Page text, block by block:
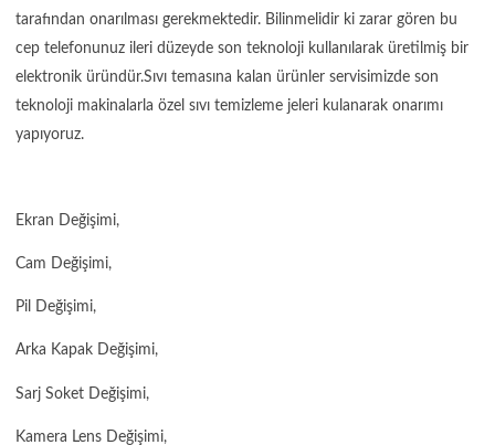
tarafından onarılması gerekmektedir. Bilinmelidir ki zarar gören bu
cep telefonunuz ileri düzeyde son teknoloji kullanılarak üretilmiş bir
elektronik üründür.Sıvı temasına kalan ürünler servisimizde son
teknoloji makinalarla özel sıvı temizleme jeleri kulanarak onarımı
yapıyoruz.
Ekran Değişimi,
Cam Değişimi,
Pil Değişimi,
Arka Kapak Değişimi,
Sarj Soket Değişimi,
Kamera Lens Değişimi,